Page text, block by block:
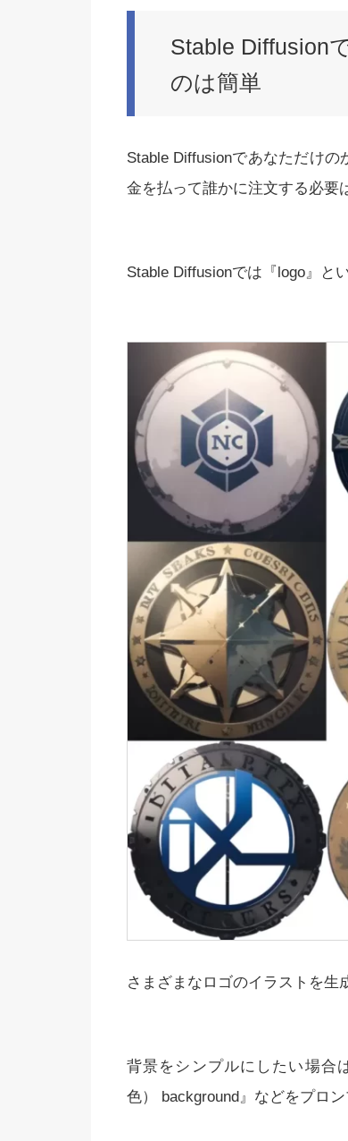
Stable Diffusion
のは簡単
Stable Diffusionであなただけ
金を払って誰かに注文する必要
Stable Diffusionでは『logo』と
さまざまなロゴのイラストを生
背景をシンプルにしたい場合
色） background』などをプロ